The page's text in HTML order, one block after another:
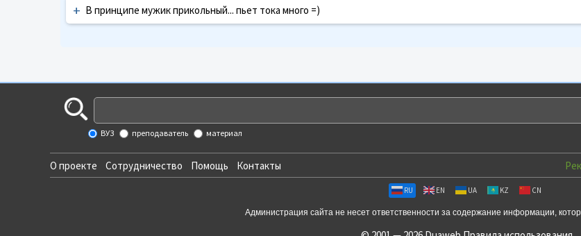
+ В принципе мужик прикольный... пьет тока много =)
ВУЗ преподаватель материал
О проекте Сотрудничество Помощь Контакты
RU EN UA KZ CN
Администрация сайта не несет ответственности за содержание информации,